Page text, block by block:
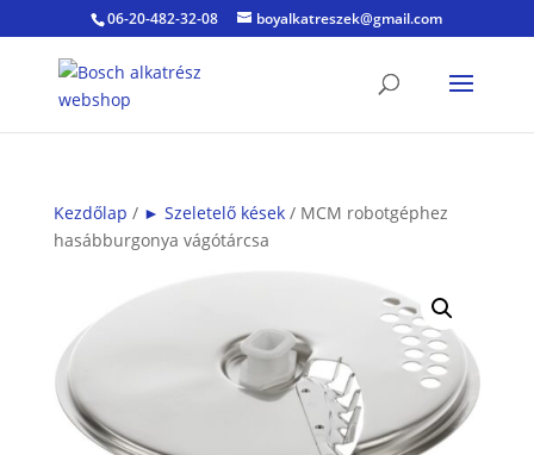
06-20-482-32-08 boyalkatreszek@gmail.com
Kezdőlap / ► Szeletelő kések/ MCM robotgéphez
hasábburgonya vágótárcsa